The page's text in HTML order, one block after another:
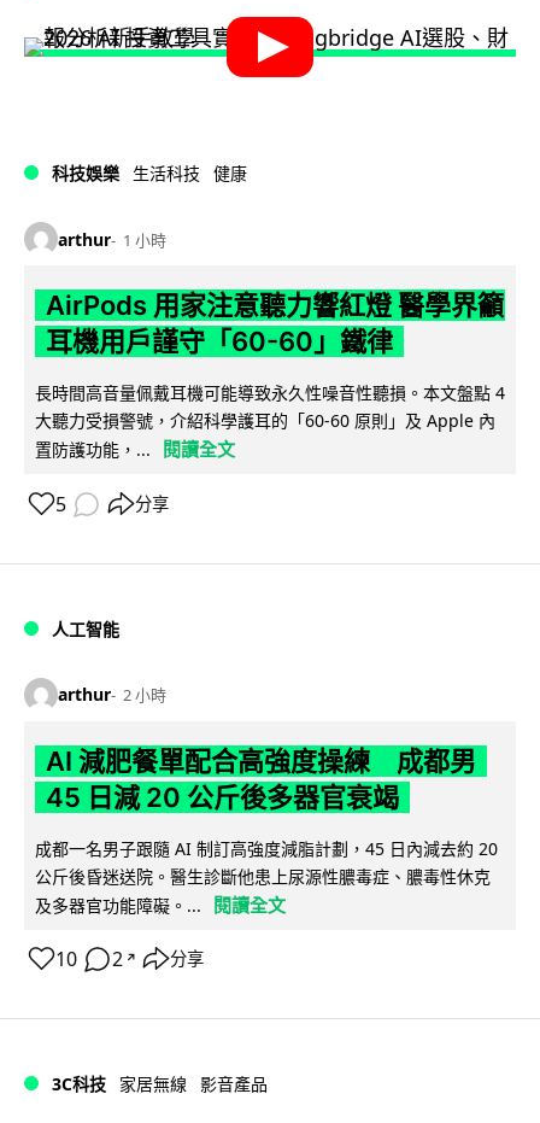
科技娛樂 生活科技 健康
arthur 1 小時
AirPods 用家注意聽力響紅燈 醫學界籲
耳機用戶謹守「60-60」鐵律
長時間高音量佩戴耳機可能導致永久性噪音性聽損。本文盤點 4
大聽力受損警號，介紹科學護耳的「60-60 原則」及 Apple 內
置防護功能，...
閱讀全文
5 分享
人工智能
arthur 2 小時
AI 減肥餐單配合高強度操練 成都男
45 日減 20 公斤後多器官衰竭
成都一名男子跟隨 AI 制訂高強度減脂計劃，45 日內減去約 20
公斤後昏迷送院。醫生診斷他患上尿源性膿毒症、膿毒性休克
及多器官功能障礙。...
閱讀全文
10 2 ↗ 分享
3C科技 家居無線 影音產品